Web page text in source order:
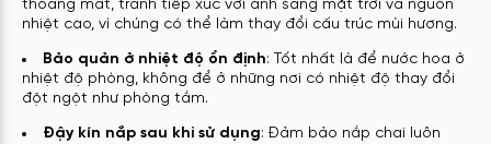
thoáng mát, tránh tiếp xúc với ánh sáng mặt trời và nguồn
nhiệt cao, vì chúng có thể làm thay đổi cấu trúc mùi hương.
Bảo quản ở nhiệt độ ổn định: Tốt nhất là để nước hoa ở
nhiệt độ phòng, không để ở những nơi có nhiệt độ thay đổi
đột ngột như phòng tắm.
Đậy kín nắp sau khi sử dụng: Đảm bảo nắp chai luôn